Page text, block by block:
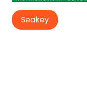
Seakey